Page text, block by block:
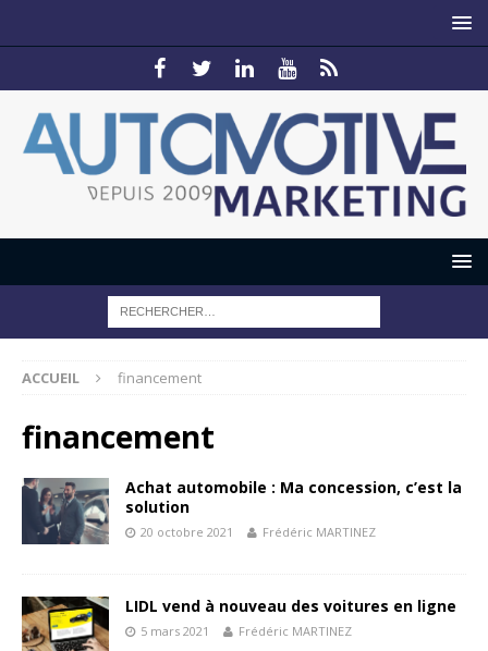
ACCUEIL financement
financement
Achat automobile : Ma concession, c’est la
solution
20 octobre 2021 Frédéric MARTINEZ
LIDL vend à nouveau des voitures en ligne
5 mars 2021 Frédéric MARTINEZ